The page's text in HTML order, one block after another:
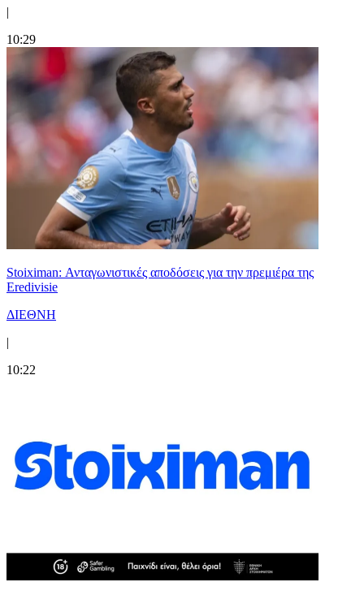
|
10:29
Stoiximan: Ανταγωνιστικές αποδόσεις για την πρεμιέρα της
Eredivisie
ΔΙΕΘΝΗ
|
10:22